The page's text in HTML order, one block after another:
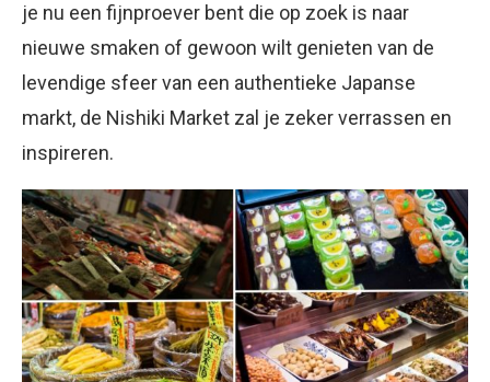
je nu een fijnproever bent die op zoek is naar
nieuwe smaken of gewoon wilt genieten van de
levendige sfeer van een authentieke Japanse
markt, de Nishiki Market zal je zeker verrassen en
inspireren.